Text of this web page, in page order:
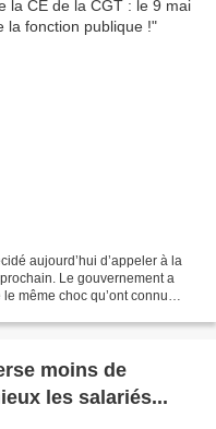
aujourd’hui d’appeler à la
Le gouvernement a
même choc qu’ont connu
moins de
les salariés...